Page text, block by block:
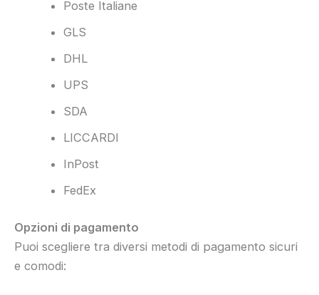
Poste Italiane
GLS
DHL
UPS
SDA
LICCARDI
InPost
FedEx
Opzioni di pagamento
Puoi scegliere tra diversi metodi di pagamento sicuri
e comodi: